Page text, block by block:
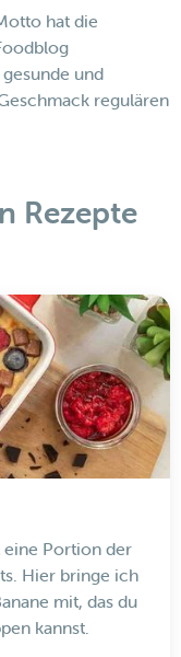
hat die
und
regulären
Rezepte
eine Portion der
Hier bringe ich
mit, das du
kannst.